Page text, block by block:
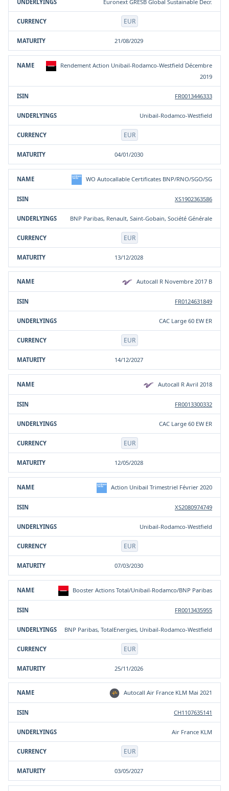
Euronext GRESB Global Sustainable Decr.
EUR
21/08/2029
Rendement Action Unibail-Rodamco-Westfield Décembre
2019
FR0013446333
Unibail-Rodamco-Westfield
EUR
04/01/2030
WO Autocallable Certificates BNP/RNO/SGO/SG
XS1902363586
BNP Paribas, Renault, Saint-Gobain, Société Générale
EUR
13/12/2028
Autocall R Novembre 2017 B
FR0124631849
CAC Large 60 EW ER
EUR
14/12/2027
Autocall R Avril 2018
FR0013300332
CAC Large 60 EW ER
EUR
12/05/2028
Action Unibail Trimestriel Février 2020
XS2080974749
Unibail-Rodamco-Westfield
EUR
07/03/2030
Booster Actions Total/Unibail-Rodamco/BNP Paribas
FR0013435955
BNP Paribas, TotalEnergies, Unibail-Rodamco-Westfield
EUR
25/11/2026
Autocall Air France KLM Mai 2021
CH1107635141
Air France KLM
EUR
03/05/2027